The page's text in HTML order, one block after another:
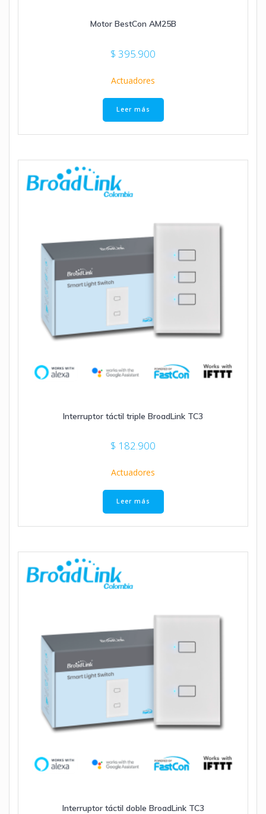
Motor BestCon AM25B
$ 395.900
Actuadores
Leer más
Interruptor táctil triple BroadLink TC3
$ 182.900
Actuadores
Leer más
Interruptor táctil doble BroadLink TC3